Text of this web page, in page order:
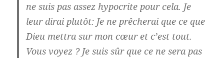
ne suis pas assez hypocrite pour cela. Je
leur dirai plutôt: Je ne prêcherai que ce que
Dieu mettra sur mon cœur et c’est tout.
Vous voyez ? Je suis sûr que ce ne sera pas